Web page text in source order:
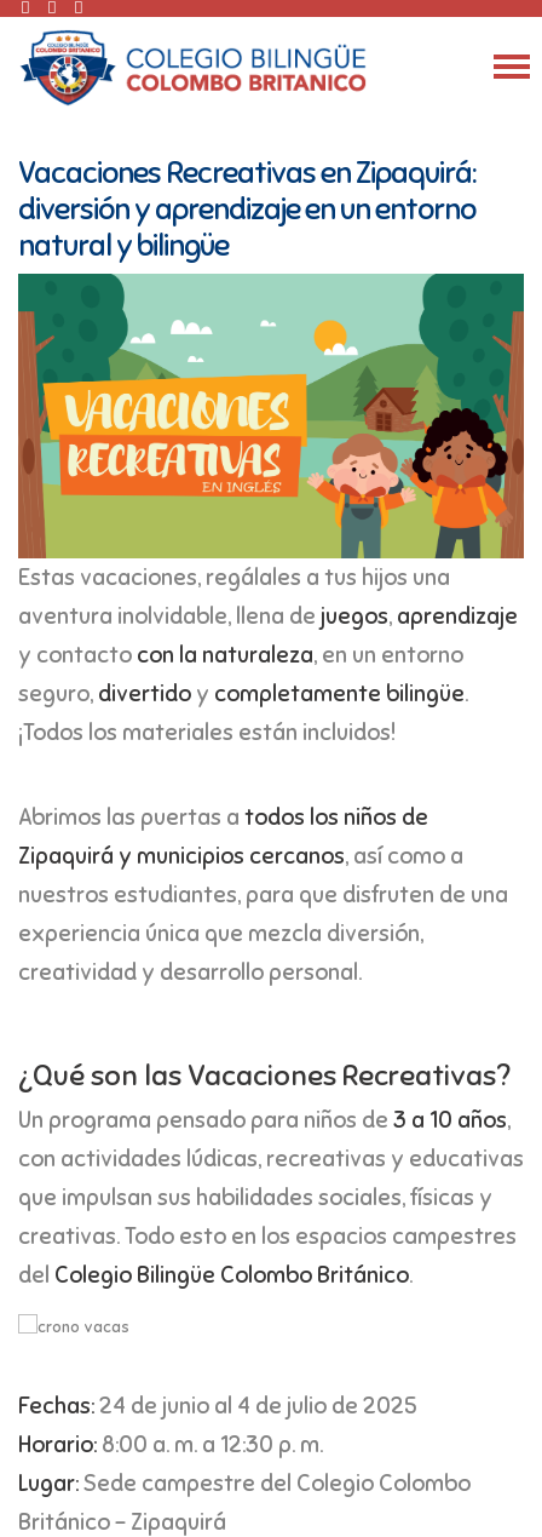
Vacaciones Recreativas en Zipaquirá:
diversión y aprendizaje en un entorno
natural y bilingüe
Estas vacaciones, regálales a tus hijos una
aventura inolvidable, llena de juegos, aprendizaje
y contacto con la naturaleza, en un entorno
seguro, divertido y completamente bilingüe.
¡Todos los materiales están incluidos!
Abrimos las puertas a todos los niños de
Zipaquirá y municipios cercanos, así como a
nuestros estudiantes, para que disfruten de una
experiencia única que mezcla diversión,
creatividad y desarrollo personal.
¿Qué son las Vacaciones Recreativas?
Un programa pensado para niños de 3 a 10 años,
con actividades lúdicas, recreativas y educativas
que impulsan sus habilidades sociales, físicas y
creativas. Todo esto en los espacios campestres
del Colegio Bilingüe Colombo Británico.
Fechas:24 de junio al 4 de julio de 2025
Horario: 8:00 a. m. a 12:30 p. m.
Lugar:Sede campestre del Colegio Colombo
Británico – Zipaquirá